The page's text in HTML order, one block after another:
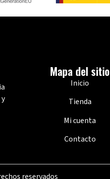
Mapa del sitio
Inicio
Tienda
Mi cuenta
Contacto
reservados